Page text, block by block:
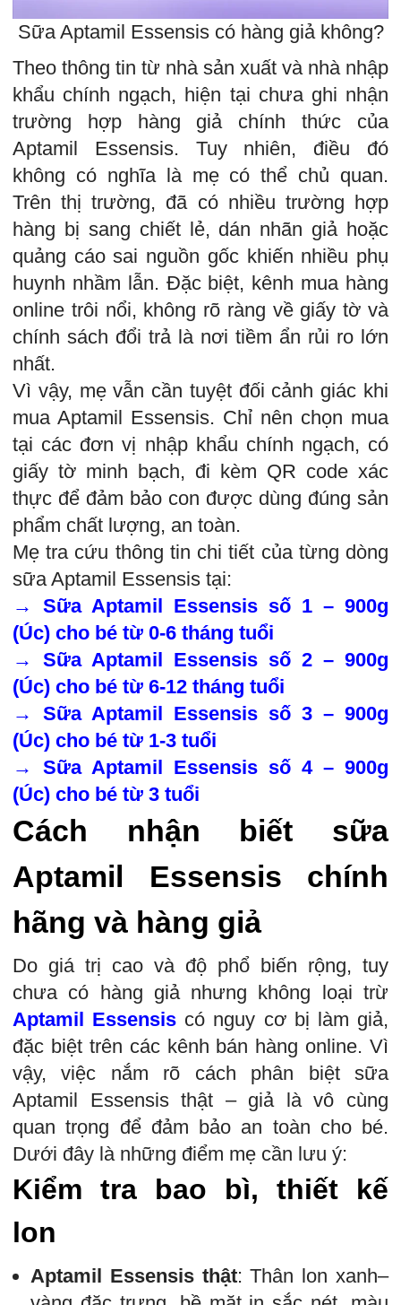
Sữa Aptamil Essensis có hàng giả không?
Theo thông tin từ nhà sản xuất và nhà nhập
khẩu chính ngạch, hiện tại chưa ghi nhận
trường hợp hàng giả chính thức của
Aptamil Essensis. Tuy nhiên, điều đó
không có nghĩa là mẹ có thể chủ quan.
Trên thị trường, đã có nhiều trường hợp
hàng bị sang chiết lẻ, dán nhãn giả hoặc
quảng cáo sai nguồn gốc khiến nhiều phụ
huynh nhầm lẫn. Đặc biệt, kênh mua hàng
online trôi nổi, không rõ ràng về giấy tờ và
chính sách đổi trả là nơi tiềm ẩn rủi ro lớn
nhất.
Vì vậy, mẹ vẫn cần tuyệt đối cảnh giác khi
mua Aptamil Essensis. Chỉ nên chọn mua
tại các đơn vị nhập khẩu chính ngạch, có
giấy tờ minh bạch, đi kèm QR code xác
thực để đảm bảo con được dùng đúng sản
phẩm chất lượng, an toàn.
Mẹ tra cứu thông tin chi tiết của từng dòng
sữa Aptamil Essensis tại:
→ Sữa Aptamil Essensis số 1 – 900g
(Úc) cho bé từ 0-6 tháng tuổi
→ Sữa Aptamil Essensis số 2 – 900g
(Úc) cho bé từ 6-12 tháng tuổi
→ Sữa Aptamil Essensis số 3 – 900g
(Úc) cho bé từ 1-3 tuổi
→ Sữa Aptamil Essensis số 4 – 900g
(Úc) cho bé từ 3 tuổi
Cách nhận biết sữa
Aptamil Essensis chính
hãng và hàng giả
Do giá trị cao và độ phổ biến rộng, tuy
chưa có hàng giả nhưng không loại trừ
Aptamil Essensis có nguy cơ bị làm giả,
đặc biệt trên các kênh bán hàng online. Vì
vậy, việc nắm rõ cách phân biệt sữa
Aptamil Essensis thật – giả là vô cùng
quan trọng để đảm bảo an toàn cho bé.
Dưới đây là những điểm mẹ cần lưu ý:
Kiểm tra bao bì, thiết kế
lon
Aptamil Essensis thật: Thân lon xanh–